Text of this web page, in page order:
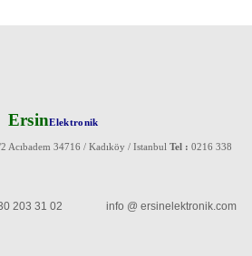
ErsinElektronik
Acıbadem 34716 / Kadıköy / Istanbul Tel : 0216 338
203 31 02 info @ ersinelektronik.com